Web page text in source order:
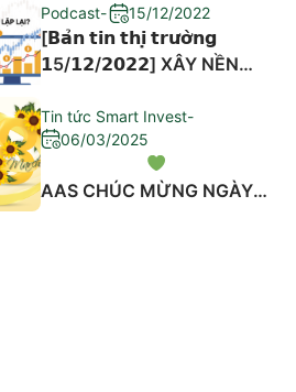
Podcast- 15/12/2022
[𝗕𝗮̉𝗻 𝘁𝗶𝗻 𝘁𝗵𝗶̣ 𝘁𝗿𝘂̛𝗼̛̀𝗻𝗴
𝟭5/𝟭𝟮/𝟮𝟬𝟮𝟮] XÂY NỀN
THÁNG 4/2020 CÓ LẶP
LẠI?
Tin tức Smart Invest-
06/03/2025
AAS CHÚC MỪNG NGÀY